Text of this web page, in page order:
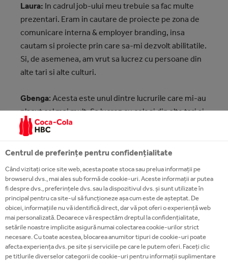
Laura: In cadrul job-ului meu trebuie sa fac multe
prezentari. Eram in cautare de proiecte pe zona de
comunicare interna & employer branding, insa
cautam si proiecte prin care sa-mi dezvolt abilitatile.
Si, de asemenea, am vrut sa lucrez cu persoane din
alte tari si alte culturi.
Gbenga: Acesta este unul dintre lucrurile care mi-au
placut cel mai mult. Sa lucrez cu colegi din alte tari si
sa fim parte dintr-o comunitate globala. Am avut 63
de membrii activi din Nigeria, Romania, Serbia,
Bulgaria si Austria.
Cum ai reusit sa tii 63 de persoane implicate?
Gbenga:Le-am impartit pe echipe, fiecare avand
propriul nume: Echipa Alpha, Echipa Dynamite,
Echipa Rocket, Echipa Spartans si Echipa Falcons. M-
am asigurat ca le ofer toate informatiile necesare
pentru a sti la ce sa se astepte in sesiunile ce urmau.
Centrul de preferințe pentru confidențialitate
Când vizitați orice site web, acesta poate stoca sau prelua informații pe
browserul dvs., mai ales sub formă de cookie-uri. Aceste informații ar putea
fi despre dvs., preferințele dvs. sau la dispozitivul dvs. și sunt utilizate în
principal pentru ca site-ul să funcționeze așa cum este de așteptat. De
obicei, informațiile nu vă identifică direct, dar vă pot oferi o experiență web
mai personalizată. Deoarece vă respectăm dreptul la confidențialitate,
setările noastre implicite asigură numai colectarea cookie-urilor strict
necesare. Cu toate acestea, blocarea anumitor tipuri de cookie-uri poate
afecta experiența dvs. pe site și serviciile pe care le putem oferi. Faceți clic
pe titlurile diverselor categorii de cookie-uri pentru informații suplimentare